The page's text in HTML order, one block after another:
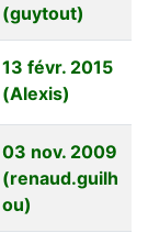
(guytout)
13 févr. 2015
(Alexis)
03 nov. 2009
(renaud.guilh
ou)